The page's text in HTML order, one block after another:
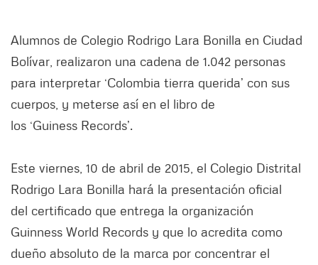
Alumnos de Colegio Rodrigo Lara Bonilla en Ciudad
Bolívar, realizaron una cadena de 1.042 personas
para interpretar ‘Colombia tierra querida’ con sus
cuerpos, y meterse así en el libro de
los ‘Guiness Records’.
Este viernes, 10 de abril de 2015, el Colegio Distrital
Rodrigo Lara Bonilla hará la presentación oficial
del certificado que entrega la organización
Guinness World Records y que lo acredita como
dueño absoluto de la marca por concentrar el